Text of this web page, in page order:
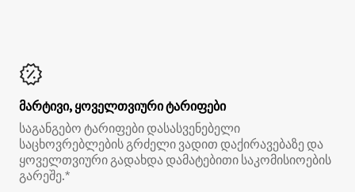
მარტივი, ყოველთვიური ტარიფები
საგანგებო ტარიფები დასასვენებელი
საცხოვრებლების გრძელი ვადით დაქირავებაზე და
ყოველთვიური გადახდა დამატებითი საკომისიოების
გარეშე.*